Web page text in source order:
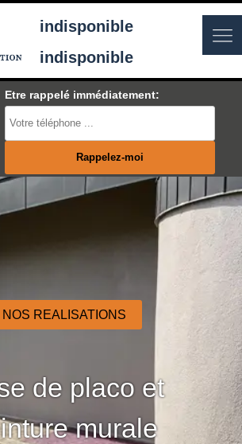
indisponible
indisponible
Etre rappelé immédiatement:
NOS REALISATIONS
de placo et
murale